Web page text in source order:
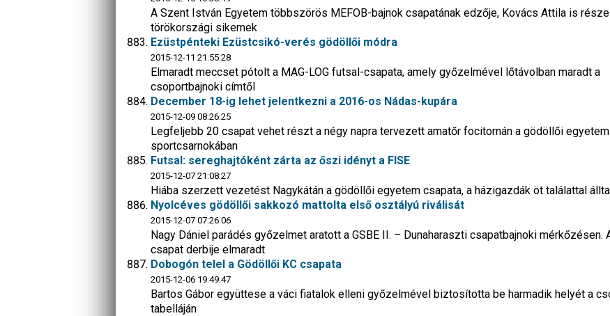
A Szent István Egyetem többszörös MEFOB-bajnok csapatának edzője, Kovács Attila is
törökországi sikernek
Ezüstpénteki Ezüstcsikó-verés gödöllői módra
2015-12-11 21:55:28
Elmaradt meccset pótolt a MAG-LOG futsal-csapata, amely győzelmével lőtávolban maradt a
csoportbajnoki címtől
December 18-ig lehet jelentkezni a 2016-os Nádas-kupára
2015-12-09 08:26:25
Legfeljebb 20 csapat vehet részt a négy napra tervezett amatőr focitornán a gödöllői egyetem
sportcsarnokában
Futsal: sereghajtóként zárta az őszi idényt a FISE
2015-12-07 21:08:27
Hiába szerzett vezetést Nagykátán a gödöllői egyetem csapata, a házigazdák öt találattal
Nyolcéves gödöllői sakkozó mattolta első osztályú riválisát
2015-12-07 07:26:06
Nagy Dániel parádés győzelmet aratott a GSBE II. – Dunaharaszti csapatbajnoki mérkőzésen.
csapat derbije elmaradt
Dobogón telel a Gödöllői KC csapata
2015-12-06 19:49:47
Bartos Gábor együttese a váci fiatalok elleni győzelmével biztosította be harmadik helyét a
tabelláján